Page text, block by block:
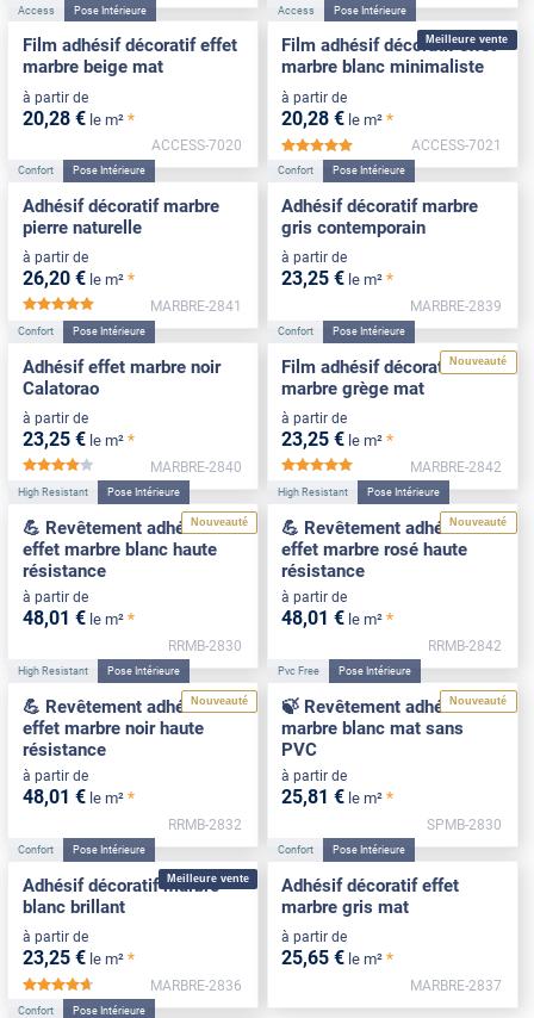
Access Pose Intérieure
Film adhésif décoratif effet
marbre beige mat
à partir de
20,28 € le m² *
ACCESS-7020
Meilleure vente
Access Pose Intérieure
Film adhésif décoratif effet
marbre blanc minimaliste
à partir de
20,28 € le m² *
ACCESS-7021
Confort Pose Intérieure
Adhésif décoratif marbre
pierre naturelle
à partir de
26,20 € le m² *
MARBRE-2841
Confort Pose Intérieure
Adhésif décoratif marbre
gris contemporain
à partir de
23,25 € le m² *
MARBRE-2839
Confort Pose Intérieure
Adhésif effet marbre noir
Calatorao
à partir de
23,25 € le m² *
*****
MARBRE-2840
Nouveauté
Confort Pose Intérieure
Film adhésif décoratif effet
marbre grège mat
à partir de
23,25 € le m² *
MARBRE-2842
Nouveauté
High Resistant Pose Intérieure
💪 Revêtement adhésif
effet marbre blanc haute
résistance
à partir de
48,01 € le m² *
RRMB-2830
Nouveauté
High Resistant Pose Intérieure
💪 Revêtement adhésif
effet marbre rosé haute
résistance
à partir de
48,01 € le m² *
RRMB-2842
Nouveauté
High Resistant Pose Intérieure
💪 Revêtement adhésif
effet marbre noir haute
résistance
à partir de
48,01 € le m² *
RRMB-2832
Nouveauté
Pvc Free Pose Intérieure
🍃 Revêtement adhésif
marbre blanc mat sans
PVC
à partir de
25,81 € le m² *
SPMB-2830
Meilleure vente
Confort Pose Intérieure
Adhésif décoratif marbre
blanc brillant
à partir de
23,25 € le m² *
*****
MARBRE-2836
Confort Pose Intérieure
Adhésif décoratif effet
marbre gris mat
à partir de
25,65 € le m² *
MARBRE-2837
Confort Pose Intérieure